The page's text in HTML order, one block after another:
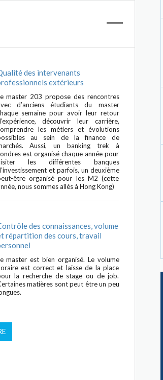
des intervenants
extérieurs
master 203 propose des rencontres
d’anciens étudiants du master
semaine pour avoir leur retour
découvrir leur carrière,
les métiers et évolutions
au sein de la finance de
Aussi, un banking trek à
est organisé chaque année pour
les différentes banques
et parfois, un deuxième
être organisé pour les M2 (cette
nous sommes allés à Hong Kong)
des connaissances, volume
répartition des cours, travail
master est bien organisé. Le volume
est correct et laisse de la place
la recherche de stage ou de job.
matières sont peut être un peu